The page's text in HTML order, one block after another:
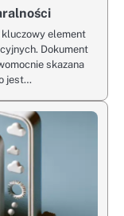
element
Dokument
skazana
jest…